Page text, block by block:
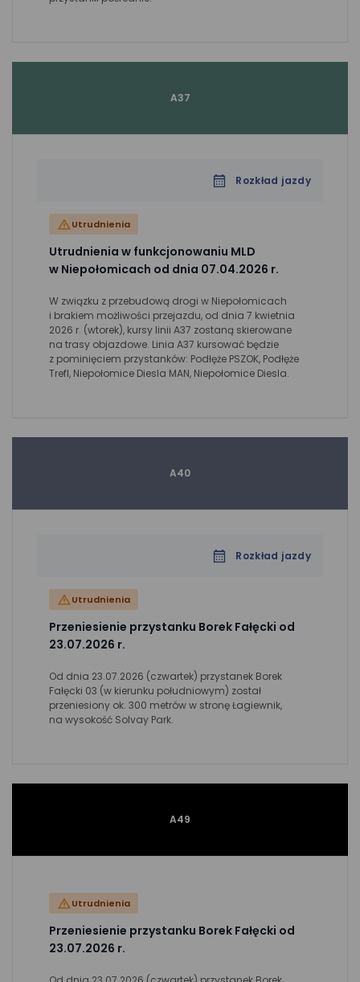
A37
Rozkład jazdy
Utrudnienia
Utrudnienia w funkcjonowaniu MLD
w Niepołomicach od dnia 07.04.2026 r.
W związku z przebudową drogi w Niepołomicach
i brakiem możliwości przejazdu, od dnia 7 kwietnia
2026 r. (wtorek), kursy linii A37 zostaną skierowane
na trasy objazdowe. Linia A37 kursować będzie
z pominięciem przystanków: Podłęże PSZOK, Podłęże
Trefl, Niepołomice Diesla MAN, Niepołomice Diesla.
A40
Rozkład jazdy
Utrudnienia
Przeniesienie przystanku Borek Fałęcki od
23.07.2026 r.
Od dnia 23.07.2026 (czwartek) przystanek Borek
Fałęcki 03 (w kierunku południowym) został
przeniesiony ok. 300 metrów w stronę Łagiewnik,
na wysokość Solvay Park.
A49
Utrudnienia
Przeniesienie przystanku Borek Fałęcki od
23.07.2026 r.